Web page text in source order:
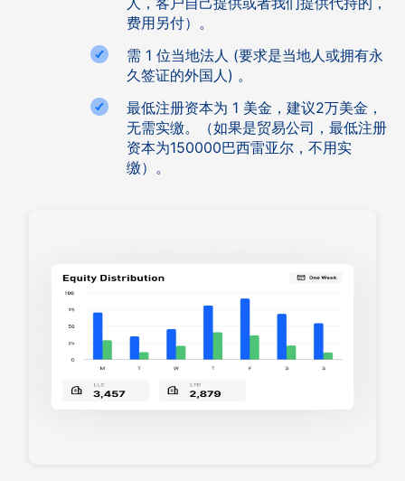
费用另付）。
需 1 位当地法人 (要求是当地人或拥有永
久签证的外国人) 。
最低注册资本为 1 美金，建议2万美金，
无需实缴。（如果是贸易公司，最低注册
资本为150000巴西雷亚尔，不用实
缴）。